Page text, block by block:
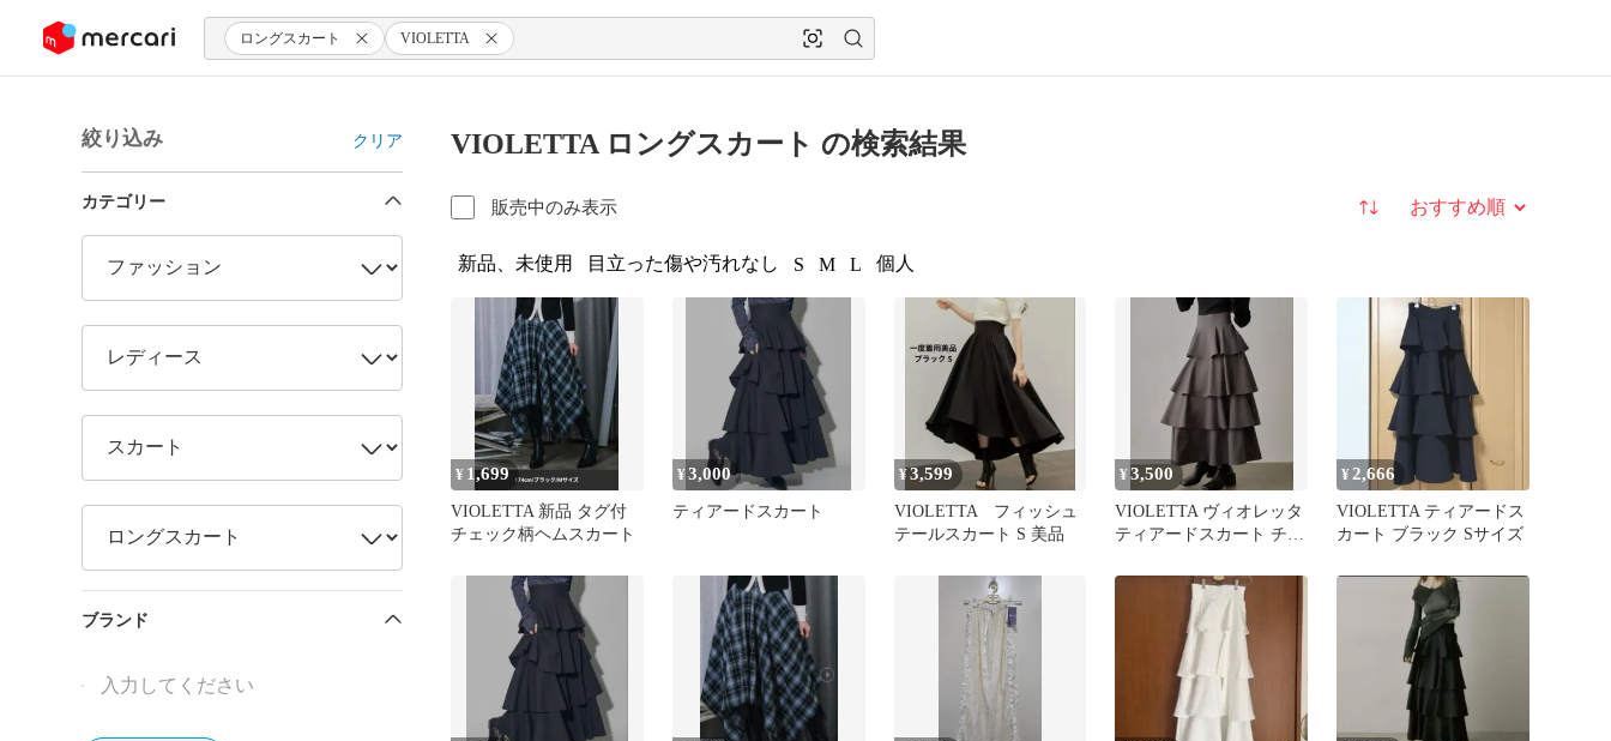
ツにスキップ ロングスカート VIOLETTA
絞り込み クリア
カテゴリー
ブランド
VIOLETTA ロングスカート の検索結果
販売中のみ表示 並び替え
新品、未使用 目立った傷や汚れなし S M L 個人
¥ 1,699
VIOLETTA 新品 タグ付
チェック柄ヘムスカート
¥3,000
ティアードスカート
¥3,599
VIOLETTA フィッシュ
テールスカート S 美品
¥3,500
VIOLETTA ヴィオレッタ
ティアードスカート チャ
¥2,666
VIOLETTA ティアードス
カート ブラック Sサイズ